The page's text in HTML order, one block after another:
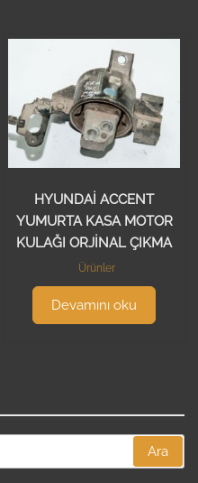
HYUNDAİ ACCENT
YUMURTA KASA MOTOR
KULAĞI ORJİNAL ÇIKMA
Ürünler
Devamını oku
Ara